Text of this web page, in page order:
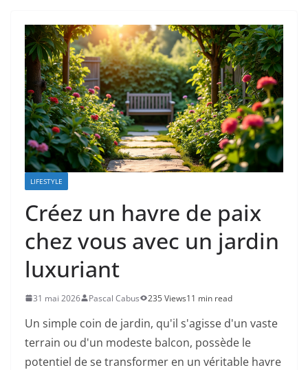
LIFESTYLE
Créez un havre de paix
chez vous avec un jardin
luxuriant
31 mai 2026 Pascal Cabus 235 Views11 min read
Un simple coin de jardin, qu'il s'agisse d'un vaste
terrain ou d'un modeste balcon, possède le
potentiel de se transformer en un véritable havre